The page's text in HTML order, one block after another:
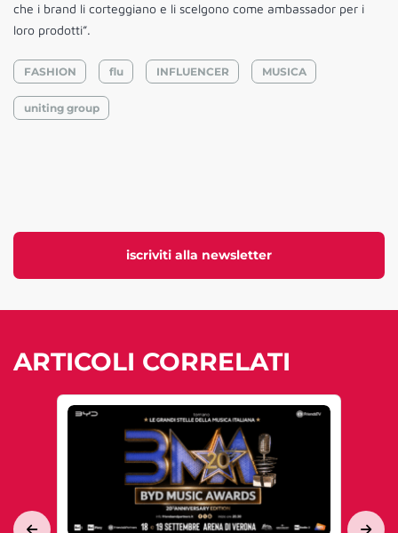
iscriviti alla newsletter
che i brand li corteggiano e li scelgono come ambassador per i
loro prodotti”.
FASHION flu INFLUENCER MUSICA
uniting group
ARTICOLI CORRELATI